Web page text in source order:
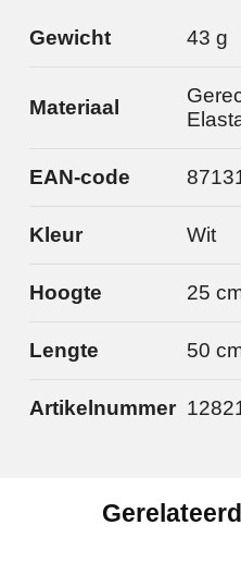
Gewicht 43 g
Materiaal
EAN-code
Kleur Wit
Hoogte 25
Lengte 50
Artikelnummer